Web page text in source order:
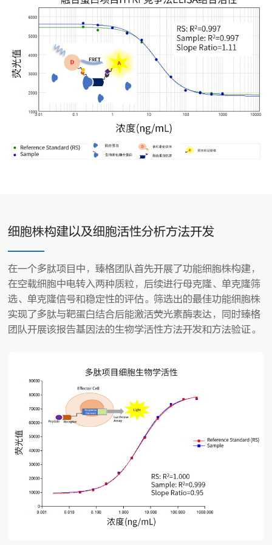
细胞株构建以及细胞活性分析方法开发
在一个多肽项目中，臻格团队首先开展了功能细胞株构建，
在空载细胞中电转入两种质粒，后续进行母克隆、单克隆筛
选、单克隆信号和稳定性的评估。筛选出的最佳功能细胞株
实现了多肽与靶蛋白结合后能激活荧光素酶表达，同时臻格
团队开展该报告基因法的生物学活性方法开发和方法验证。